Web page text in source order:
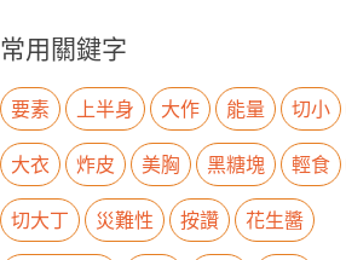
常用關鍵字
要素 上半身 大作 能量 切小
大衣
炸皮 美胸 黑糖塊 輕食
切大丁
災難性 按讚
花生醬